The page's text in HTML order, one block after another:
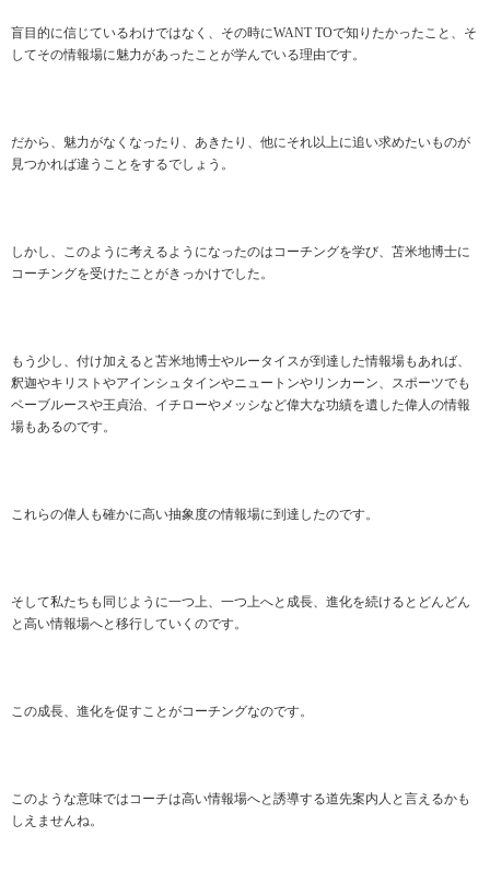
盲目的に信じているわけではなく、その時にWANT TOで知りたかったこと、そ
してその情報場に魅力があったことが学んでいる理由です。
だから、魅力がなくなったり、あきたり、他にそれ以上に追い求めたいものが
見つかれば違うことをするでしょう。
しかし、このように考えるようになったのはコーチングを学び、苫米地博士に
コーチングを受けたことがきっかけでした。
もう少し、付け加えると苫米地博士やルータイスが到達した情報場もあれば、
釈迦やキリストやアインシュタインやニュートンやリンカーン、スポーツでも
ベーブルースや王貞治、イチローやメッシなど偉大な功績を遺した偉人の情報
場もあるのです。
これらの偉人も確かに高い抽象度の情報場に到達したのです。
そして私たちも同じように一つ上、一つ上へと成長、進化を続けるとどんどん
と高い情報場へと移行していくのです。
この成長、進化を促すことがコーチングなのです。
このような意味ではコーチは高い情報場へと誘導する道先案内人と言えるかも
しえませんね。